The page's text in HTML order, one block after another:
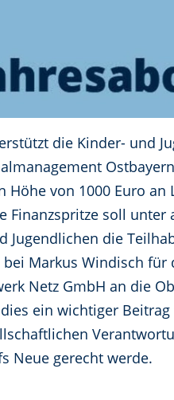
die Kinder- und
Höhe von 1000 Euro
Finanzspritze soll
Jugendlichen die
Markus Windisch
Netz GmbH an die
ein wichtiger
Neue gerecht werde.